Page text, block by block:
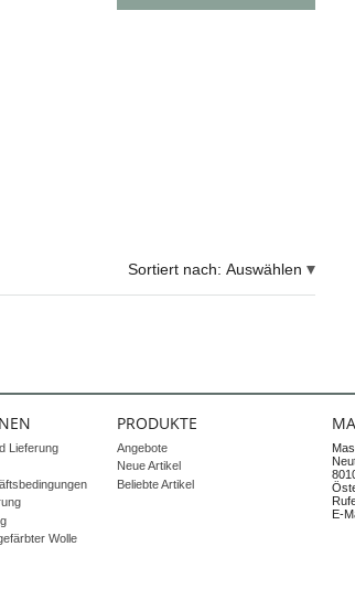
Sortiert nach: Auswählen
Lieferung
Wolle
PRODUKTE
Angebote
Neue Artikel
Beliebte Artikel
E-